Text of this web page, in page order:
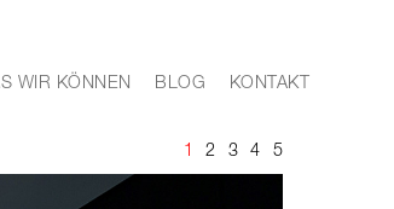
WIR KÖNNEN BLOG KONTAKT
1 2 3 4 5